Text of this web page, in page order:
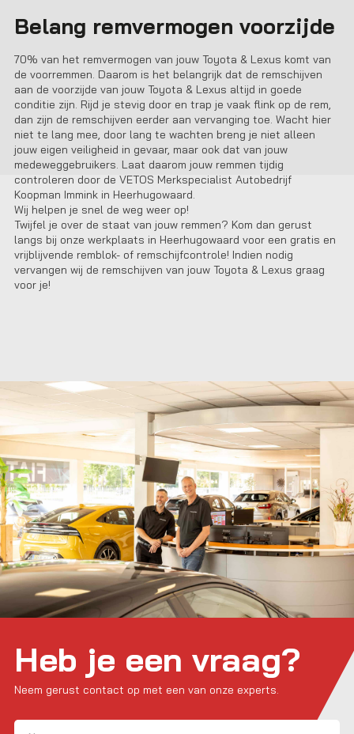
Belang remvermogen voorzijde
70% van het remvermogen van jouw Toyota & Lexus komt van
de voorremmen. Daarom is het belangrijk dat de remschijven
aan de voorzijde van jouw Toyota & Lexus altijd in goede
conditie zijn. Rijd je stevig door en trap je vaak flink op de rem,
dan zijn de remschijven eerder aan vervanging toe. Wacht hier
niet te lang mee, door lang te wachten breng je niet alleen
jouw eigen veiligheid in gevaar, maar ook dat van jouw
medeweggebruikers. Laat daarom jouw remmen tijdig
controleren door de VETOS Merkspecialist Autobedrijf
Koopman Immink in Heerhugowaard.
Wij helpen je snel de weg weer op!
Twijfel je over de staat van jouw remmen? Kom dan gerust
langs bij onze werkplaats in Heerhugowaard voor een gratis en
vrijblijvende remblok- of remschijfcontrole! Indien nodig
vervangen wij de remschijven van jouw Toyota & Lexus graag
voor je!
Heb je een vraag?
Neem gerust contact op met een van onze experts.
Naam